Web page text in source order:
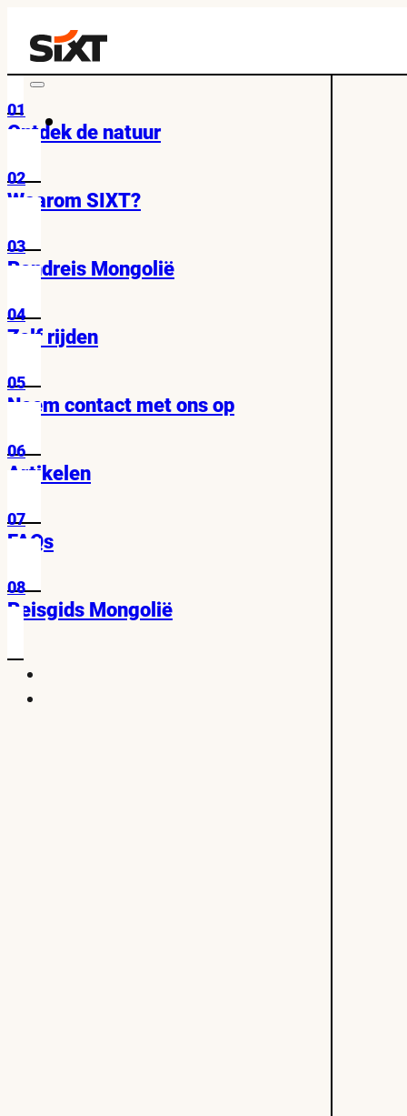
01
Ontdek de natuur
02
Waarom SIXT?
03
Rondreis Mongolië
04
Zelf rijden
05
Neem contact met ons op
06
Artikelen
07
FAQs
08
Reisgids Mongolië